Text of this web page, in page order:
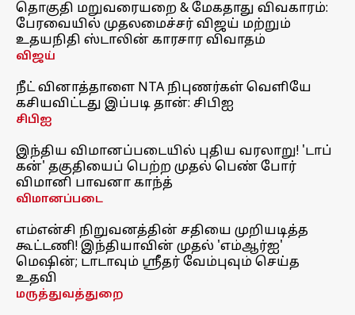
தொகுதி மறுவரையறை & மேகதாது விவகாரம்:
பேரவையில் முதலமைச்சர் விஜய் மற்றும்
உதயநிதி ஸ்டாலின் காரசார விவாதம்
விஜய்
நீட் வினாத்தாளை NTA நிபுணர்கள் வெளியே
கசியவிட்டது இப்படி தான்: சிபிஐ
சிபிஐ
இந்திய விமானப்படையில் புதிய வரலாறு! 'டாப்
கன்' தகுதியைப் பெற்ற முதல் பெண் போர்
விமானி பாவனா காந்த்
விமானப்படை
எம்என்சி நிறுவனத்தின் சதியை முறியடித்த
கூட்டணி! இந்தியாவின் முதல் 'எம்ஆர்ஐ'
மெஷின்; டாடாவும் ஸ்ரீதர் வேம்புவும் செய்த
உதவி
மருத்துவத்துறை